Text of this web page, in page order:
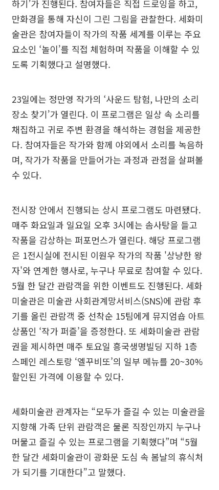
하기’가 진행된다. 참여자들은 직접 드로잉을 하고,
만화경을 통해 자신이 그린 그림을 관찰한다. 세화미
술관은 참여자들이 작가의 작품 세계를 이루는 주요
요소인 ‘놀이’를 직접 체험하며 작품을 이해할 수 있
도록 기획했다고 설명했다.
23일에는 정만영 작가의 ‘사운드 탐험, 나만의 소리
장소 찾기’가 열린다. 이 프로그램은 일상 속 소리를
채집하고 귀로 주변 환경을 해석하는 경험을 제공한
다. 참여자들은 작가와 함께 야외에서 소리를 녹음하
며, 작가가 작품을 만들어가는 과정과 관점을 살펴볼
수 있다.
전시장 안에서 진행되는 상시 프로그램도 마련됐다.
매주 화요일과 일요일 오후 3시에는 솜사탕을 들고
작품을 감상하는 퍼포먼스가 열린다. 해당 프로그램
은 1전시실에 전시된 이원우 작가의 작품 '상냥한 왕
자'와 연계한 행사로, 누구나 무료로 참여할 수 있다.
5월 한 달간 관람객을 위한 이벤트도 진행된다. 세화
미술관은 미술관 사회관계망서비스(SNS)에 관람 후
기를 올린 관람객 중 선착순 15팀에게 뮤지엄숍 아트
상품인 ‘작가 퍼즐’을 증정한다. 또 세화미술관 관람
권을 제시하면 매주 토요일 흥국생명빌딩 지하 1층
스페인 레스토랑 ‘엘꾸비또’의 일부 메뉴를 20~30%
할인된 가격에 이용할 수 있다.
세화미술관 관계자는 “모두가 즐길 수 있는 미술관을
지향해 가족 단위 관람객은 물론 직장인까지 누구나
머물고 즐길 수 있는 프로그램을 기획했다”며 “5월
한 달간 세화미술관이 광화문 도심 속 봄날의 휴식처
가 되기를 기대한다”고 말했다.